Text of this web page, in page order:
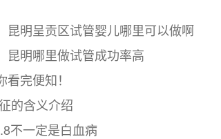
昆明呈贡区试管婴儿哪里可以做啊
昆明哪里做试管成功率高
完便知！
的含义介绍
不一定是白血病